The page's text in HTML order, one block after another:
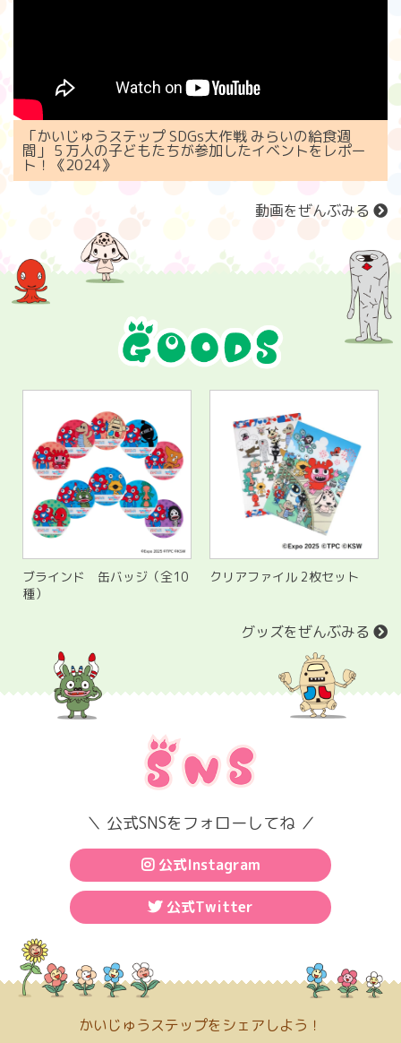
「かいじゅうステップ SDGs大作戦 みらいの給食週
間」５万人の子どもたちが参加したイベントをレポー
ト！《2024》
動画をぜんぶみる
ブラインド 缶バッジ（全10
種）
クリアファイル 2枚セット
グッズをぜんぶみる
＼ 公式SNSをフォローしてね ／
公式Instagram
公式Twitter
かいじゅうステップをシェアしよう！